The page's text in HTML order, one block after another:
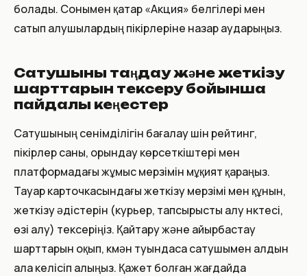
болады. Сонымен қатар «Акция» белгілері мен
сатып алушылардың пікірлеріне назар аударыңыз.
Сатушыны таңдау және жеткізу
шарттарын тексеру бойынша
пайдалы кеңестер
Сатушының сенімділігін бағалау үшін рейтинг,
пікірлер саны, орындау көрсеткіштері мен
платформадағы жұмыс мерзімін мұқият қараңыз.
Тауар карточкасындағы жеткізу мерзімі мен құнын,
жеткізу әдістерін (курьер, тапсырысты алу нүктесі,
өзі алу) тексеріңіз. Қайтару және айырбастау
шарттарын оқып, күмән туындаса сатушымен алдын
ала келісіп алыңыз. Қажет болған жағдайда